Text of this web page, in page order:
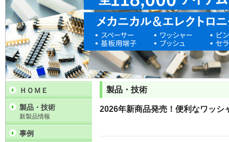
製品・技術
2026年新商品発売！便利なワッシ
ＨＯＭＥ
製品・技術
新製品情報
事例